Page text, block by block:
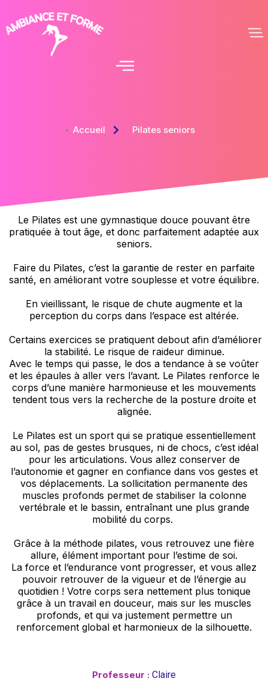
Accueil Pilates seniors
Le Pilates est une gymnastique douce pouvant être
pratiquée à tout âge, et donc parfaitement adaptée aux
seniors.
Faire du Pilates, c’est la garantie de rester en parfaite
santé, en améliorant votre souplesse et votre équilibre.
En vieillissant, le risque de chute augmente et la
perception du corps dans l’espace est altérée.
Certains exercices se pratiquent debout afin d’améliorer
la stabilité. Le risque de raideur diminue.
Avec le temps qui passe, le dos a tendance à se voûter
et les épaules à aller vers l’avant. Le Pilates renforce le
corps d’une manière harmonieuse et les mouvements
tendent tous vers la recherche de la posture droite et
alignée.
Le Pilates est un sport qui se pratique essentiellement
au sol, pas de gestes brusques, ni de chocs, c’est idéal
pour les articulations. Vous allez conserver de
l’autonomie et gagner en confiance dans vos gestes et
vos déplacements. La sollicitation permanente des
muscles profonds permet de stabiliser la colonne
vertébrale et le bassin, entraînant une plus grande
mobilité du corps.
Grâce à la méthode pilates, vous retrouvez une fière
allure, élément important pour l’estime de soi.
La force et l’endurance vont progresser, et vous allez
pouvoir retrouver de la vigueur et de l’énergie au
quotidien ! Votre corps sera nettement plus tonique
grâce à un travail en douceur, mais sur les muscles
profonds, et qui va justement permettre un
renforcement global et harmonieux de la silhouette.
Professeur : Claire